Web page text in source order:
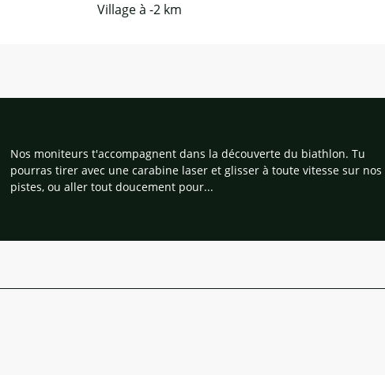
Village à -2 km
Nos moniteurs t'accompagnent dans la découverte du biathlon. Tu
pourras tirer avec une carabine laser et glisser à toute vitesse sur nos
pistes, ou aller tout doucement pour...